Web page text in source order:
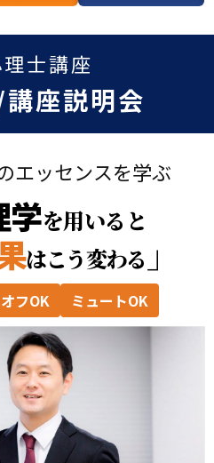
士講座
座説明会
エッセンスを学ぶ
学を用いると
はこう変わる 」
フOK ミュートOK